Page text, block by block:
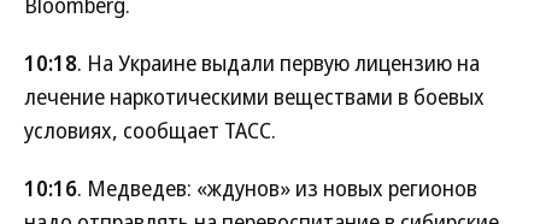
10:18. На Украине выдали первую лицензию на
лечение наркотическими веществами в боевых
условиях, сообщает ТАСС.
10:16. Медведев: «ждунов» из новых регионов